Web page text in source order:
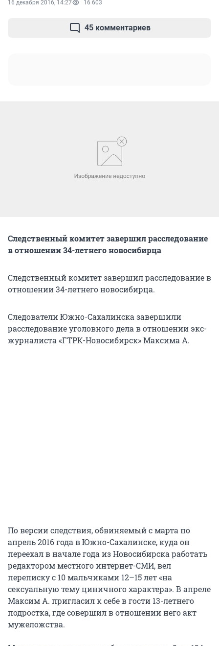
16 декабря 2016, 14:27 16 603
45 комментариев
Следственный комитет завершил расследование
в отношении 34-летнего новосибирца
Следственный комитет завершил расследование в
отношении 34-летнего новосибирца.
Следователи Южно-Сахалинска завершили
расследование уголовного дела в отношении экс-
журналиста «ГТРК-Новосибирск» Максима А.
По версии следствия, обвиняемый с марта по
апрель 2016 года в Южно-Сахалинске, куда он
переехал в начале года из Новосибирска работать
редактором местного интернет-СМИ, вел
переписку с 10 мальчиками 12–15 лет «на
сексуальную тему циничного характера». В апреле
Максим А. пригласил к себе в гости 13-летнего
подростка, где совершил в отношении него акт
мужеложства.